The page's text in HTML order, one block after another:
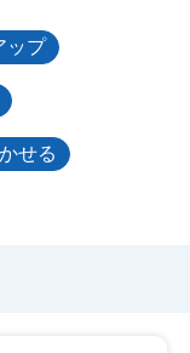
ップ
せる